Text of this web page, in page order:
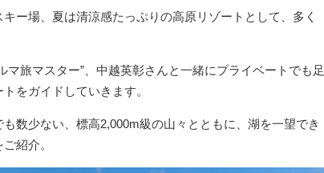
ー場、夏は清涼感たっぷりの高原リゾートとして、多く
マ旅マスター”、中越英彰さんと一緒にプライベートでも足
をガイドしていきます。
数少ない、標高2,000m級の山々とともに、湖を一望でき
紹介。